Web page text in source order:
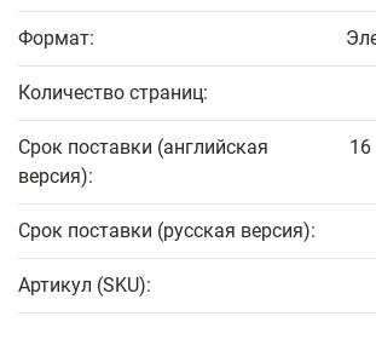
Формат:
Количество страниц:
Срок поставки (английская
версия):
16
Срок поставки (русская версия):
Артикул (SKU):